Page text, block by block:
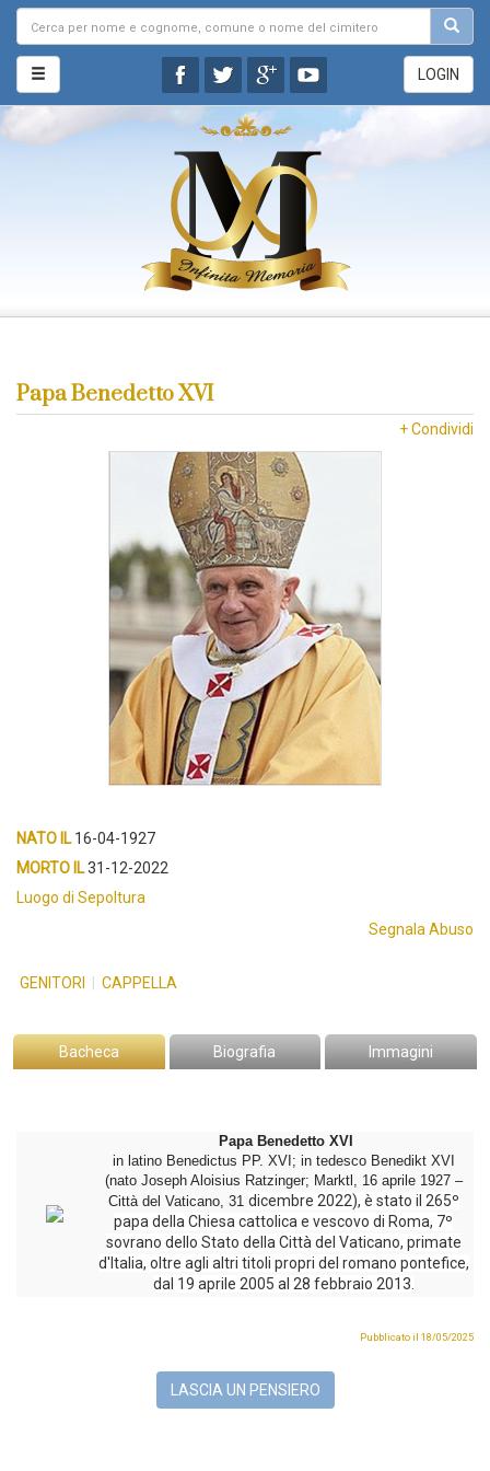
LOGIN
Papa Benedetto XVI
+ Condividi
NATO IL16-04-1927
MORTO IL31-12-2022
Luogo di Sepoltura
Segnala Abuso
GENITORI CAPPELLA
Bacheca Biografia Immagini
Papa Benedetto XVI
in latino Benedictus PP. XVI; in tedesco Benedikt XVI
(nato Joseph Aloisius Ratzinger; Marktl, 16 aprile 1927 –
Città del Vaticano, 31 dicembre 2022), è stato il 265º
papa della Chiesa cattolica e vescovo di Roma, 7º
sovrano dello Stato della Città del Vaticano, primate
d'Italia, oltre agli altri titoli propri del romano pontefice,
dal 19 aprile 2005 al 28 febbraio 2013.
Pubblicato il 18/05/2025
LASCIA UN PENSIERO